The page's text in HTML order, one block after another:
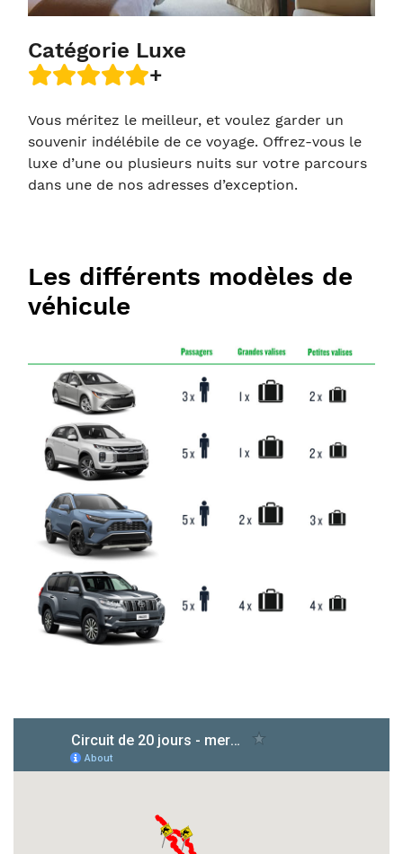
Catégorie Luxe
+
Vous méritez le meilleur, et voulez garder un
souvenir indélébile de ce voyage. Offrez-vous le
luxe d’une ou plusieurs nuits sur votre parcours
dans une de nos adresses d’exception.
Les différents modèles de
véhicule